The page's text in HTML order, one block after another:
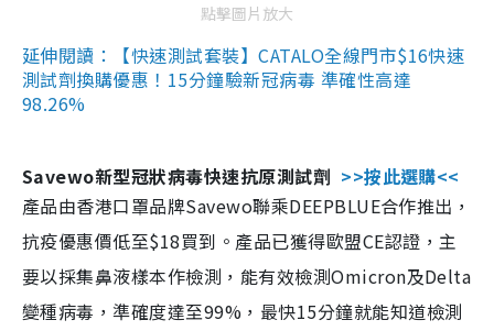
點擊圖片放大
延伸閱讀：【快速測試套裝】CATALO全線門市$16快速
測試劑換購優惠！15分鐘驗新冠病毒 準確性高達
98.26%
Savewo新型冠狀病毒快速抗原測試劑 >>按此選購<<
產品由香港口罩品牌Savewo聯乘DEEPBLUE合作推出，
抗疫優惠價低至$18買到。產品已獲得歐盟CE認證，主
要以採集鼻液樣本作檢測，能有效檢測Omicron及Delta
變種病毒，準確度達至99%，最快15分鐘就能知道檢測